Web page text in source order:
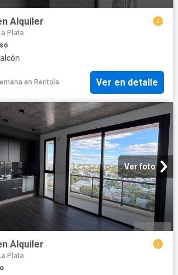
Alquiler
Plata
en Rentola Ver en detalle
Ver foto
Alquiler
Plata